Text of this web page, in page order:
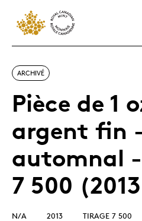
ARCHIVÉ
Pièce de 1
argent fin
automnal
7 500
N/A 2013 TIRAGE 7 500